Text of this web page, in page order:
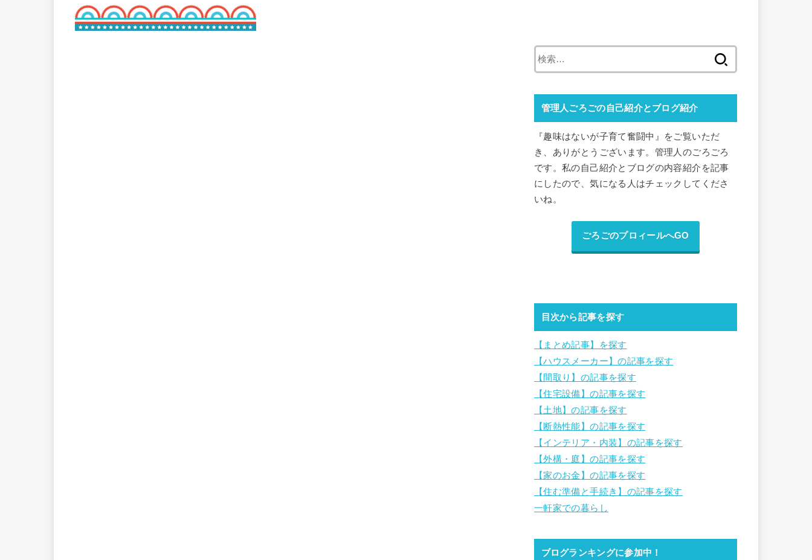
索
管理人ごろごの自己紹介とブログ紹介
『趣味はないが子育て奮闘中』をご覧いただ
き、ありがとうございます。管理人のごろごろ
です。私の自己紹介とブログの内容紹介を記事
にしたので、気になる人はチェックしてくださ
いね。
ごろごのプロィールへGO
目次から記事を探す
【まとめ記事】を探す
【ハウスメーカー】の記事を探す
【間取り】の記事を探す
【住宅設備】の記事を探す
【土地】の記事を探す
【断熱性能】の記事を探す
【インテリア・内装】の記事を探す
【外構・庭】の記事を探す
【家のお金】の記事を探す
【住む準備と手続き】の記事を探す
一軒家での暮らし
ブログランキングに参加中！